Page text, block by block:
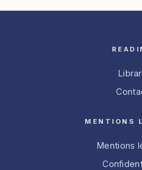
MENTIONS
Mentions